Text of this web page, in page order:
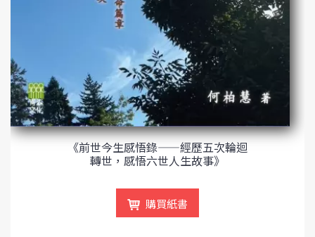
《前世今生感悟錄——經歷五次輪迴
轉世，感悟六世人生故事》
購買紙書